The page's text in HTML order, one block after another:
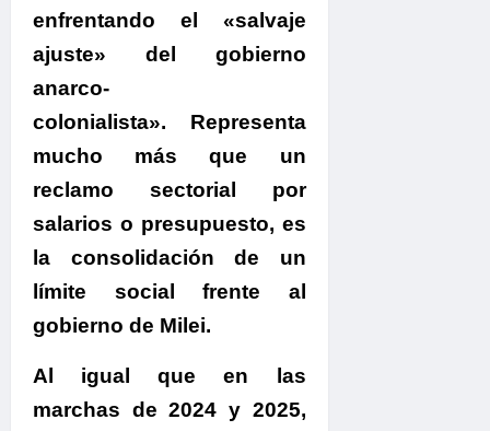
enfrentando el «salvaje
ajuste» del gobierno
anarco-
colonialista». Representa
mucho más que un
reclamo sectorial por
salarios o presupuesto, es
la consolidación de un
límite social frente al
gobierno de Milei.
Al igual que en las
marchas de 2024 y 2025,